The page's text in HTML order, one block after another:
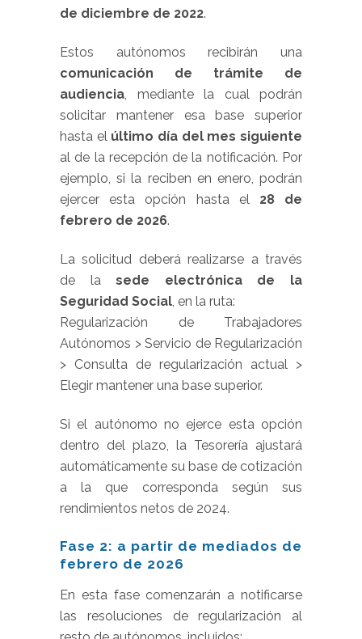
de diciembre de 2022.
Estos autónomos recibirán una
comunicación de trámite de
audiencia, mediante la cual podrán
solicitar mantener esa base superior
hasta el último día del mes siguiente
al de la recepción de la notificación. Por
ejemplo, si la reciben en enero, podrán
ejercer esta opción hasta el 28 de
febrero de 2026.
La solicitud deberá realizarse a través
de lasede electrónica de la
Seguridad Social, en la ruta:
Regularización de Trabajadores
Autónomos > Servicio de Regularización
> Consulta de regularización actual >
Elegir mantener una base superior.
Si el autónomo no ejerce esta opción
dentro del plazo, la Tesorería ajustará
automáticamente su base de cotización
a la que corresponda según sus
rendimientos netos de 2024.
Fase 2: a partir de mediados de
febrero de 2026
En esta fase comenzarán a notificarse
las resoluciones de regularización al